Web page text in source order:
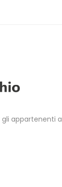
gli appartenenti